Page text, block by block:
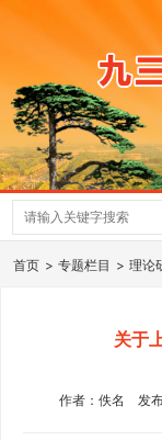
首页 专题栏目 理论
关于
作者：佚名 发